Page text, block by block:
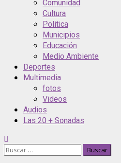
Comunidad
Cultura
Politica
Municipios
Educación
Medio Ambiente
Deportes
Multimedia
fotos
Videos
Audios
Las 20 + Sonadas